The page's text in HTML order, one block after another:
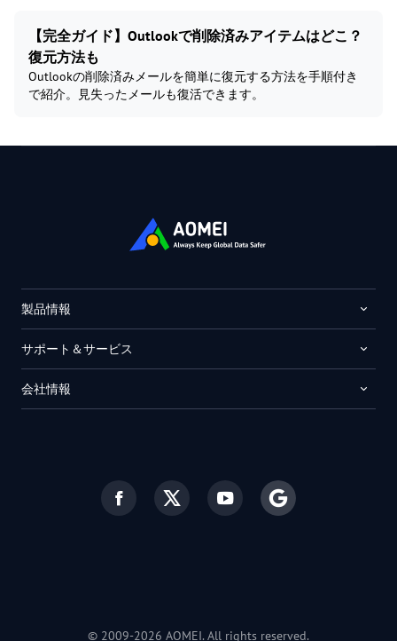
【完全ガイド】Outlookで削除済みアイテムはどこ？
復元方法も
Outlookの削除済みメールを簡単に復元する方法を手順付き
で紹介。見失ったメールも復活できます。
製品情報
サポート＆サービス
会社情報
© 2009-2026 AOMEI. All rights reserved.